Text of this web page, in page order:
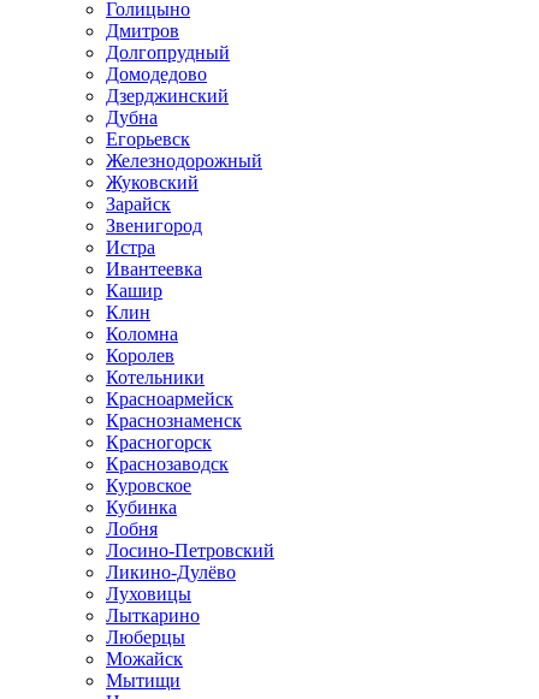
Голицыно
Дмитров
Долгопрудный
Домодедово
Дзерджинский
Дубна
Егорьевск
Железнодорожный
Жуковский
Зарайск
Звенигород
Истра
Ивантеевка
Кашир
Клин
Коломна
Королев
Котельники
Красноармейск
Краснознаменск
Красногорск
Краснозаводск
Куровское
Кубинка
Лобня
Лосино-Петровский
Ликино-Дулёво
Луховицы
Лыткарино
Люберцы
Можайск
Мытищи